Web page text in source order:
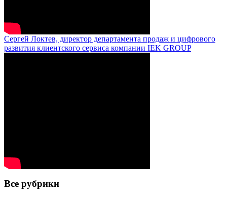
Сергей Локтев, директор департамента продаж и цифрового
развития клиентского сервиса компании IEK GROUP
Все рубрики